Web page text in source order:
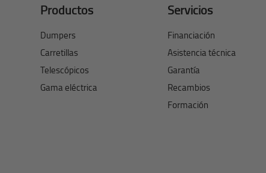
Productos
Dumpers
Carretillas
Telescópicos
Gama eléctrica
Servicios
Financiación
Asistencia técnica
Garantía
Recambios
Formación